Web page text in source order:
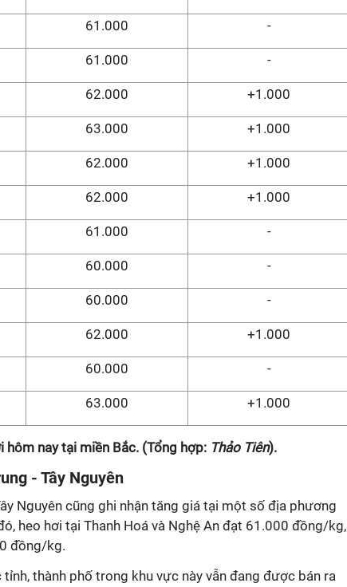
61.000 -
61.000 -
62.000 +1.000
63.000 +1.000
62.000 +1.000
62.000 +1.000
61.000 -
60.000 -
60.000 -
62.000 +1.000
60.000 -
63.000 +1.000
hôm nay tại miền Bắc. (Tổng hợp: Thảo Tiên).
- Tây Nguyên
Nguyên cũng ghi nhận tăng giá tại một số địa phương
heo hơi tại Thanh Hoá và Nghệ An đạt 61.000 đồng/kg,
đồng/kg.
tỉnh, thành phố trong khu vực này vẫn đang được bán ra